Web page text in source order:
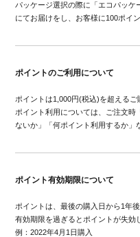
パッケージ選択の際に「エコパッケ
にてお届けをし、お客様に100ポイ
ポイントのご利用について
ポイントは1,000円(税込)を超えるご
ポイント利用については、ご注文時
ないか」「何ポイント利用するか」
ポイント有効期限について
ポイントは、最後の購入日から1年
有効期限を過ぎるとポイントが失効
例：2022年4月1日購入